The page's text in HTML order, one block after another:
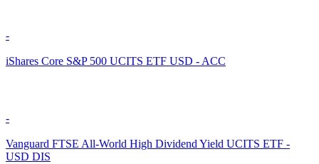
-
iShares Core S&P 500 UCITS ETF USD - ACC
-
Vanguard FTSE All-World High Dividend Yield UCITS ETF -
USD DIS